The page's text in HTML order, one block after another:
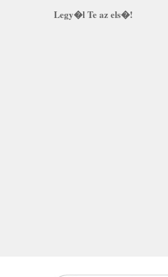
Legy�l Te az els�!